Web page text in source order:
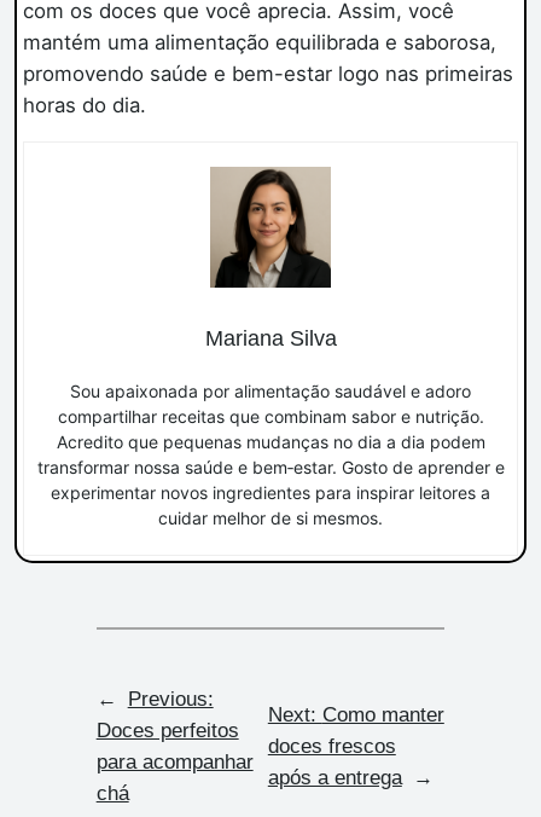
com os doces que você aprecia. Assim, você
mantém uma alimentação equilibrada e saborosa,
promovendo saúde e bem-estar logo nas primeiras
horas do dia.
Mariana Silva
Sou apaixonada por alimentação saudável e adoro
compartilhar receitas que combinam sabor e nutrição.
Acredito que pequenas mudanças no dia a dia podem
transformar nossa saúde e bem‑estar. Gosto de aprender e
experimentar novos ingredientes para inspirar leitores a
cuidar melhor de si mesmos.
←
Previous:
Doces perfeitos
para acompanhar
chá
Next: Como manter
doces frescos
após a entrega
→